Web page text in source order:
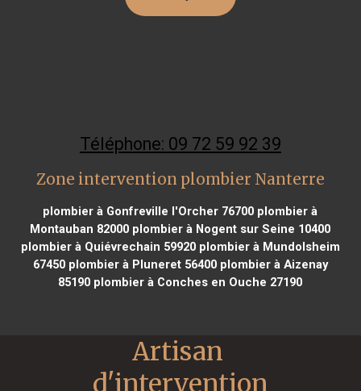
Téléphone: 09 72 59 92 39
Zone intervention plombier Nanterre
plombier à Gonfreville l'Orcher 76700 plombier à
Montauban 82000 plombier à Nogent sur Seine 10400
plombier à Quiévrechain 59920plombier à Mundolsheim
67450plombier à Pluneret 56400plombier à Aizenay
85190 plombier à Conches en Ouche 27190
Artisan
d'intervention